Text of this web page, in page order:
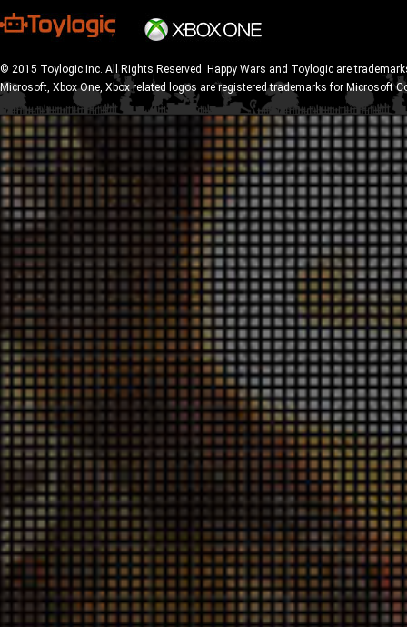
© 2015 Toylogic Inc. All Rights Reserved. Happy Wars and Toylogic are
Microsoft, Xbox One, Xbox related logos are registered trademarks for Microsoft